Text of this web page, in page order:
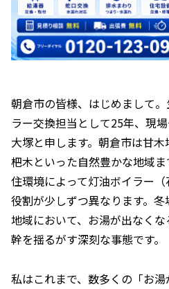
朝倉市の皆様、はじめまして
ラー交換担当として25年、現
大塚と申します。朝倉市は甘
杷木といった自然豊かな地域
住環境によって灯油ボイラー
役割が少しずつ異なります。
地域において、お湯が出なく
幹を揺るがす深刻な事態です。
私はこれまで、数多くの「お